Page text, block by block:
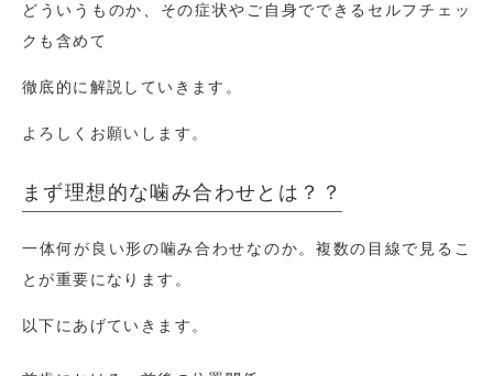
どういうものか、その症状やご自身でできるセルフチェッ
クも含めて
徹底的に解説していきます。
よろしくお願いします。
まず理想的な噛み合わせとは？？
一体何が良い形の噛み合わせなのか。複数の目線で見るこ
とが重要になります。
以下にあげていきます。